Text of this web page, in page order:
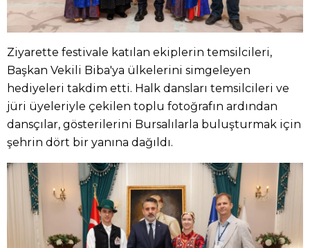
Ziyarette festivale katılan ekiplerin temsilcileri,
Başkan Vekili Biba'ya ülkelerini simgeleyen
hediyeleri takdim etti. Halk dansları temsilcileri ve
jüri üyeleriyle çekilen toplu fotoğrafın ardından
dansçılar, gösterilerini Bursalılarla buluşturmak için
şehrin dört bir yanına dağıldı.